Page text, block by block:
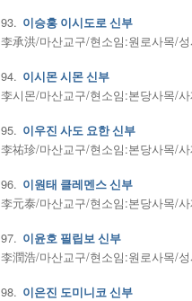
93. 이승홍 이시도로 신부
李承洪/마산교구/현소임:원로사목/
94. 이시몬 시몬 신부
李시몬/마산교구/현소임:본당사목/
95. 이우진 사도 요한 신부
李祐珍/마산교구/현소임:본당사목/
96. 이원태 클레멘스 신부
李元泰/마산교구/현소임:본당사목/
97. 이윤호 필립보 신부
李潤浩/마산교구/현소임:원로사목/
98. 이은진 도미니코 신부